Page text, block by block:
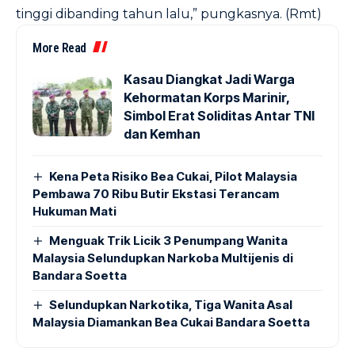
tinggi dibanding tahun lalu,” pungkasnya. (Rmt)
More Read
Kasau Diangkat Jadi Warga
Kehormatan Korps Marinir,
Simbol Erat Soliditas Antar TNI
dan Kemhan
Kena Peta Risiko Bea Cukai, Pilot Malaysia
Pembawa 70 Ribu Butir Ekstasi Terancam
Hukuman Mati
Menguak Trik Licik 3 Penumpang Wanita
Malaysia Selundupkan Narkoba Multijenis di
Bandara Soetta
Selundupkan Narkotika, Tiga Wanita Asal
Malaysia Diamankan Bea Cukai Bandara Soetta